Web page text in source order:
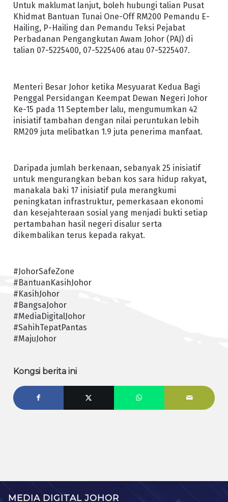
Untuk maklumat lanjut, boleh hubungi talian Pusat
Khidmat Bantuan Tunai One-Off RM200 Pemandu E-
Hailing, P-Hailing dan Pemandu Teksi Pejabat
Perbadanan Pengangkutan Awam Johor (PAJ) di
talian 07-5225400, 07-5225406 atau 07-5225407.
Menteri Besar Johor ketika Mesyuarat Kedua Bagi
Penggal Persidangan Keempat Dewan Negeri Johor
Ke-15 pada 11 September lalu, mengumumkan 42
inisiatif tambahan dengan nilai peruntukan lebih
RM209 juta melibatkan 1.9 juta penerima manfaat.
Daripada jumlah berkenaan, sebanyak 25 inisiatif
untuk mengurangkan beban kos sara hidup rakyat,
manakala baki 17 inisiatif pula merangkumi
peningkatan infrastruktur, pemerkasaan ekonomi
dan kesejahteraan sosial yang menjadi bukti setiap
pertambahan hasil negeri disalur serta
dikembalikan terus kepada rakyat.
#JohorSafeZone
#BantuanKasihJohor
#KasihJohor
#BangsaJohor
#MediaDigitalJohor
#SahihTepatPantas
#MajuJohor
Kongsi berita ini
MEDIA DIGITAL JOHOR